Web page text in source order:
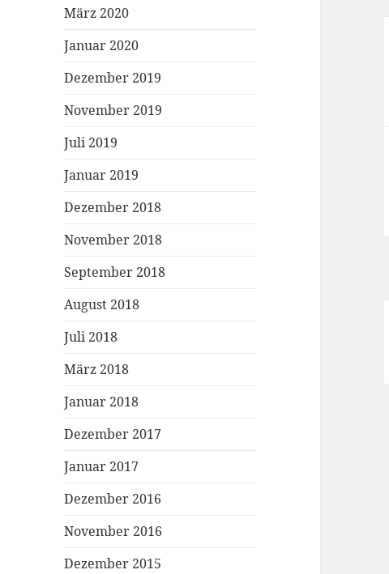
März 2020
Januar 2020
Dezember 2019
November 2019
Juli 2019
Januar 2019
Dezember 2018
November 2018
September 2018
August 2018
Juli 2018
März 2018
Januar 2018
Dezember 2017
Januar 2017
Dezember 2016
November 2016
Dezember 2015